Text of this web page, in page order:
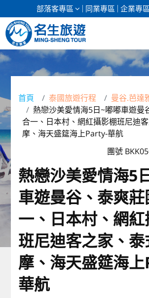
部落客專區 同業專區 企業專區
清倉促銷
郵輪假期
海島假期
韓國
東南亞
美加紐澳
歐洲
首頁 泰國旅遊行程
曼谷.芭達
熱戀沙美愛情海5日~嘟嘟車遊曼
合一、日本村、網紅攝影棚班尼迪
摩、海天盛筵海上Party-華航
團號
熱戀沙美愛情海5
車遊曼谷、泰爽
一、日本村、網
班尼迪客之家、
摩、海天盛筵海
華航